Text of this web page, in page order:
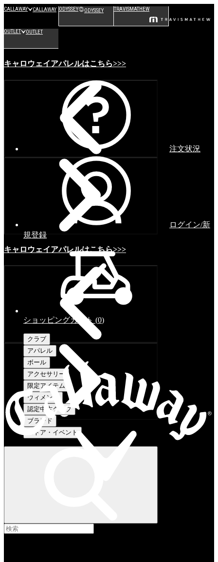
CALLAWAY CALLAWAY ODYSSEY ODYSSEY TRAVISMATHEW
OUTLET OUTLET
キャロウェイアパレルはこちら>>>
キャロウェイアパレルはこちら>>>
注文状況
ログイン/新
規登録
ショッピングカート (0)
クラブ
アパレル
ボール
アクセサリー
限定アイテム
ウィメンズ
認定中古クラブ
ブランド
ストア・イベント